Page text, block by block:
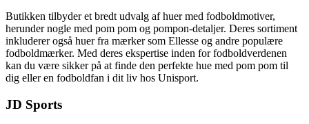
Butikken tilbyder et bredt udvalg af huer med fodboldmotiver,
herunder nogle med pom pom og pompon-detaljer. Deres sortiment
inkluderer også huer fra mærker som Ellesse og andre populære
fodboldmærker. Med deres ekspertise inden for fodboldverdenen
kan du være sikker på at finde den perfekte hue med pom pom til
dig eller en fodboldfan i dit liv hos Unisport.
JD Sports